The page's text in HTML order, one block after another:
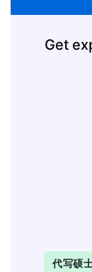
Get
代写硕